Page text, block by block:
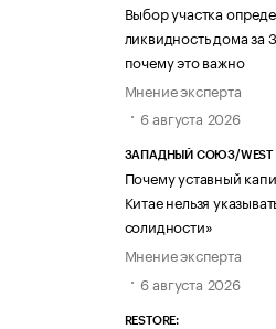
Выбор участка
ликвидность дома за
почему это важно
Мнение эксперта
6 августа 2026
ЗАПАДНЫЙ СОЮЗ/WEST
Почему уставный
Китае нельзя
солидности»
Мнение эксперта
6 августа 2026
RESTORE: